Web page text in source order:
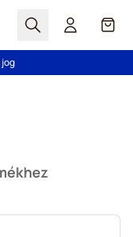
Search Cart
Ft-tól